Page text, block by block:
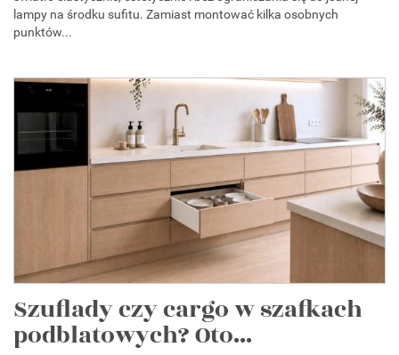
lampy na środku sufitu. Zamiast montować kilka osobnych
punktów...
Szuflady czy cargo w szafkach
podblatowych? Oto...